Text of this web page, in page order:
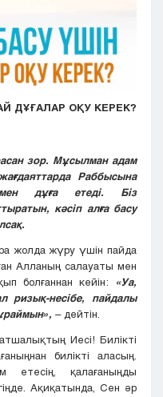
ДҰҒАЛАР ОҚУ КЕРЕК?
зор. Мұсылман адам
Раббысына
дұға етеді. Біз
кәсіп алға басу
жолда жүру үшін пайда
Алланың салауаты мен
болғаннан кейін:
«Уа,
ризық-несібе, пайдалы
– дейтін.
Иесі! Билікті
билікті аласың.
етесің, қалағаныңды
Ақиқатында, Сен әр